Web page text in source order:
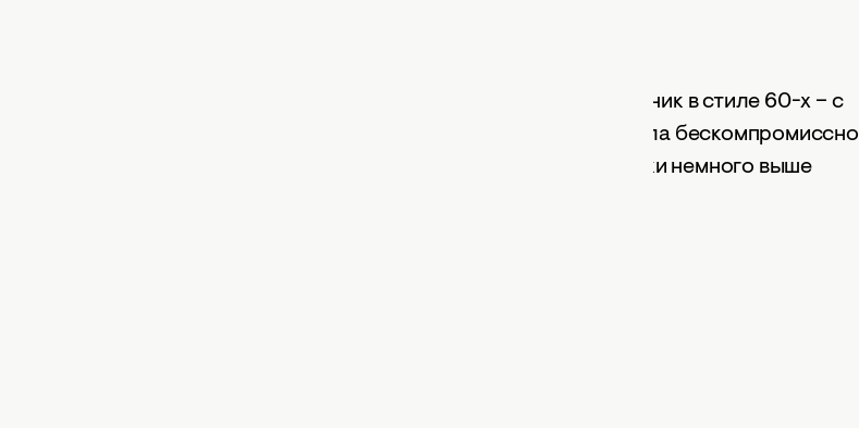
Уже второй сезон популярностью пользуется купальник в стиле 60-х – с
завышенной талией на плавках. Если раньше это была бескомпромиссно
высокая линия талии, то сейчас это могут быть плавки немного выше